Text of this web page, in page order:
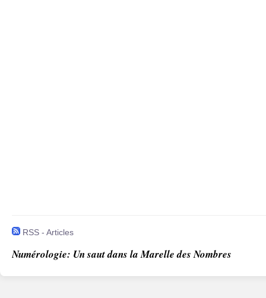
RSS - Articles
Numérologie: Un saut dans la Marelle des Nombres